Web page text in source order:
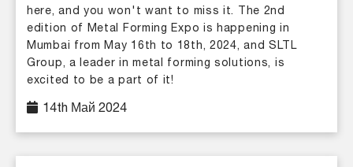
here, and you won't want to miss it. The 2nd
edition of Metal Forming Expo is happening in
Mumbai from May 16th to 18th, 2024, and SLTL
Group, a leader in metal forming solutions, is
excited to be a part of it!
14th Май 2024